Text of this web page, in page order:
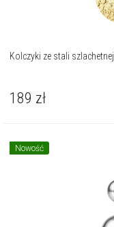
Kolczyki ze stali szlachetnej
189 zł
Nowość